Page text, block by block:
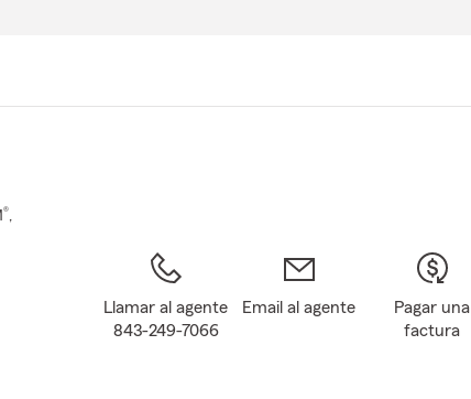
®,
Llamar al agente
843-249-7066
Email al agente
Pagar una
factura